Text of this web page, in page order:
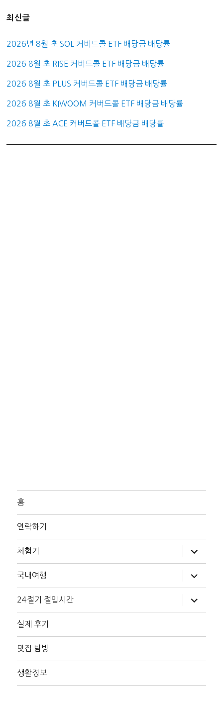
최신글
2026년 8월 초 SOL 커버드콜 ETF 배당금 배당률
2026 8월 초 RISE 커버드콜 ETF 배당금 배당률
2026 8월 초 PLUS 커버드콜 ETF 배당금 배당률
2026 8월 초 KIWOOM 커버드콜 ETF 배당금 배당률
2026 8월 초 ACE 커버드콜 ETF 배당금 배당률
홈
연락하기
체험기
위
메
확
장
국내여행
위
메
확
장
24절기 절입시간
위
메
장
실제 후기
맛집 탐방
생활정보